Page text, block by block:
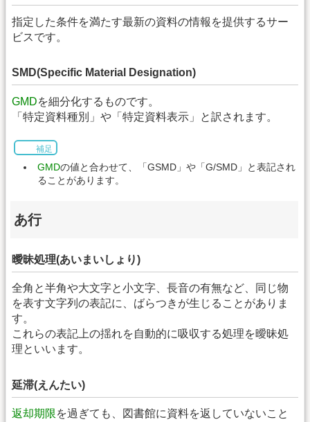
指定した条件を満たす最新の資料の情報を提供するサー
ビスです。
SMD(Specific Material Designation)
GMDを細分化するものです。
「特定資料種別」や「特定資料表示」と訳されます。
補足
GMDの値と合わせて、「GSMD」や「G/SMD」と表記され
ることがあります。
あ行
曖昧処理(あいまいしょり)
全角と半角や大文字と小文字、長音の有無など、同じ物
を表す文字列の表記に、ばらつきが生じることがありま
す。
これらの表記上の揺れを自動的に吸収する処理を曖昧処
理といいます。
延滞(えんたい)
返却期限を過ぎても、図書館に資料を返していないこと